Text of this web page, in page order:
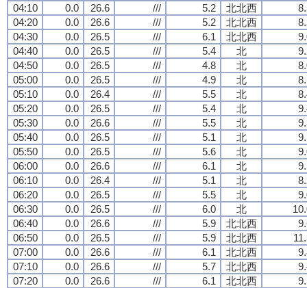
04:10
0.0 26.6 /// 5.2 北北西
04:20
0.0 26.6 /// 5.2 北北西
04:30
0.0 26.5 /// 6.1 北北西
04:40
0.0 26.5 /// 5.4 北
04:50
0.0 26.5 /// 4.8 北
05:00
0.0 26.5 /// 4.9 北
05:10
0.0 26.4 /// 5.5 北
05:20
0.0 26.5 /// 5.4 北
05:30
0.0 26.6 /// 5.5 北
05:40
0.0 26.5 /// 5.1 北
05:50
0.0 26.5 /// 5.6 北
06:00
0.0 26.6 /// 6.1 北
06:10
0.0 26.4 /// 5.1 北
06:20
0.0 26.5 /// 5.5 北
06:30
0.0 26.5 /// 6.0 北
06:40
0.0 26.6 /// 5.9 北北西
06:50
0.0 26.5 /// 5.9 北北西
07:00
0.0 26.6 /// 6.1 北北西
07:10
0.0 26.6 /// 5.7 北北西
07:20
0.0 26.6 /// 6.1 北北西